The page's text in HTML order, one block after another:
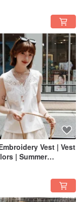
Vest | Vest
| Summer
| Sora-2151